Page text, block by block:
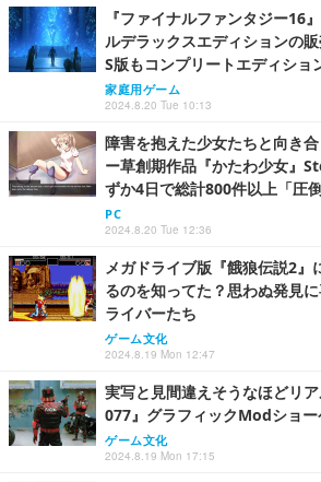
『ファイナルファンタジー16
ルデラックスエディションの
S版もコンプリートエディショ
家庭用ゲーム
2024.8.20 Tue 10:13
障害を抱えた少女たちと向き
ー草創期作品『かたわ少女』
ずか4日で総計800件以上「圧
PC
2024.8.20 Tue 12:36
メガドライブ版『餓狼伝説2』
るのを知ってた？思わぬ発見
ライバーたち
ゲーム文化
2024.8.19 Mon 12:47
実写と見間違えそうなほどリ
077』グラフィックModショー
ゲーム文化
2024.8.19 Mon 17:15